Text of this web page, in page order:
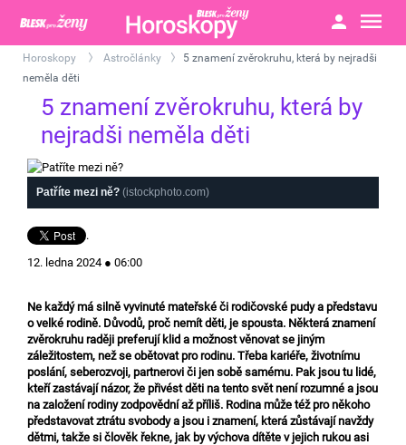
Horoskopy Astročlánky
5 znamení zvěrokruhu, která by nejradši
neměla děti
5 znamení zvěrokruhu, která by
nejradši neměla děti
Patříte mezi ně? (istockphoto.com)
.
12. ledna 2024 ● 06:00
Ne každý má silně vyvinuté mateřské či rodičovské pudy a představu
o velké rodině. Důvodů, proč nemít děti, je spousta. Některá znamení
zvěrokruhu raději preferují klid a možnost věnovat se jiným
záležitostem, než se obětovat pro rodinu. Třeba kariéře, životnímu
poslání, seberozvoji, partnerovi či jen sobě samému. Pak jsou tu lidé,
kteří zastávají názor, že přivést děti na tento svět není rozumné a jsou
na založení rodiny zodpovědní až příliš. Rodina může též pro někoho
představovat ztrátu svobody a jsou i znamení, která zůstávají navždy
dětmi, takže si člověk řekne, jak by výchova dítěte v jejich rukou asi